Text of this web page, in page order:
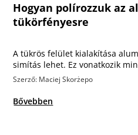
Hogyan polírozzuk az
tükörfényesre
A tükrös felület kialakítása
simítás lehet. Ez vonatkozik
Szerző: Maciej Skorżepo
Bővebben